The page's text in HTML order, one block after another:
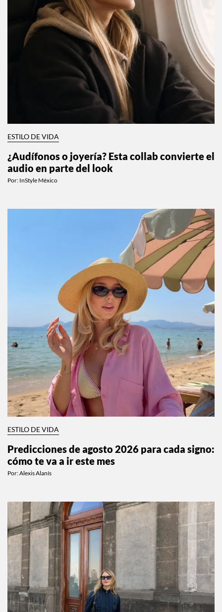
ESTILO DE VIDA
¿Audífonos o joyería? Esta collab convierte el
audio en parte del look
Por: InStyle México
ESTILO DE VIDA
Predicciones de agosto 2026 para cada signo:
cómo te va a ir este mes
Por:Alexis Alanís